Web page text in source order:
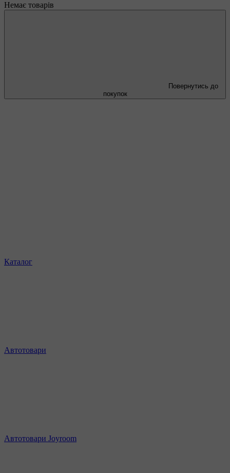
Немає товарів
Повернутись до
покупок
Каталог
Автотовари
Автотовари Joyroom